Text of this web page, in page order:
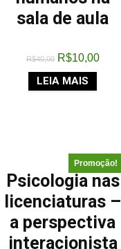
sala de aula
R$40,00 R$10,00
LEIA MAIS
Promoção!
Psicologia nas
licenciaturas –
a perspectiva
interacionista